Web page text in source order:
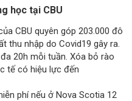
học tại CBU
CBU quyên góp 203.000 đô
thu nhập do Covid19 gây ra.
20h mỗi tuần. Xóa bỏ rào
tế có hiệu lực đến
phí nếu ở Nova Scotia 12